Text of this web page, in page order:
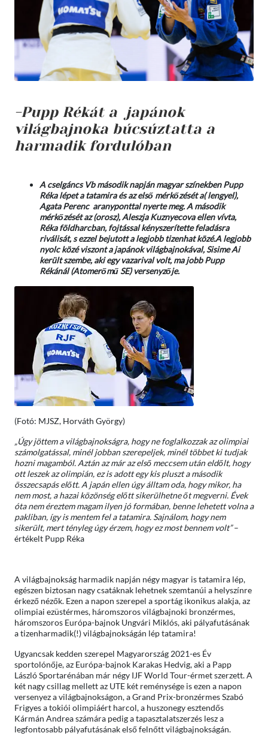
-Pupp Rékát a japánok
világbajnoka búcsúztatta a
harmadik fordulóban
A cselgáncs Vb második napján magyar színekben Pupp
Réka lépet a tatamira és az első mérkőzését a( lengyel),
Agata Perenc aranyponttal nyerte meg. A második
mérkőzését az (orosz), Aleszja Kuznyecova ellen vívta,
Réka földharcban, fojtással kényszerítette feladásra
riválisát, s ezzel bejutott a legjobb tizenhat közé.A legjobb
nyolc közé viszont a japánok világbajnokával, Sisime Ai
került szembe, aki egy vazarival volt, ma jobb Pupp
Rékánál (Atomerőmű SE) versenyzője.
(Fotó: MJSZ, Horváth György)
„Úgy jöttem a világbajnokságra, hogy ne foglalkozzak az olimpiai
számolgatással, minél jobban szerepeljek, minél többet ki tudjak
hozni magamból. Aztán az már az első meccsem után eldőlt, hogy
ott leszek az olimpián, ez is adott egy kis pluszt a második
összecsapás előtt. A japán ellen úgy álltam oda, hogy mikor, ha
nem most, a hazai közönség előtt sikerülhetne őt megverni. Évek
óta nem éreztem magam ilyen jó formában, benne lehetett volna a
pakliban, így is mentem fel a tatamira. Sajnálom, hogy nem
sikerült, mert tényleg úgy érzem, hogy ez most bennem volt”–
értékelt Pupp Réka
A világbajnokság harmadik napján négy magyar is tatamira lép,
egészen biztosan nagy csatáknak lehetnek szemtanúi a helyszínre
érkező nézők. Ezen a napon szerepel a sportág ikonikus alakja, az
olimpiai ezüstérmes, háromszoros világbajnoki bronzérmes,
háromszoros Európa-bajnok Ungvári Miklós, aki pályafutásának
a tizenharmadik(!) világbajnokságán lép tatamira!
Ugyancsak kedden szerepel Magyarország 2021-es Év
sportolónője, az Európa-bajnok Karakas Hedvig, aki a Papp
László Sportarénában már négy IJF World Tour-érmet szerzett. A
két nagy csillag mellett az UTE két reménysége is ezen a napon
versenyez a világbajnokságon, a Grand Prix-bronzérmes Szabó
Frigyes a tokiói olimpiáért harcol, a huszonegy esztendős
Kármán Andrea számára pedig a tapasztalatszerzés lesz a
legfontosabb pályafutásának első felnőtt világbajnokságán.